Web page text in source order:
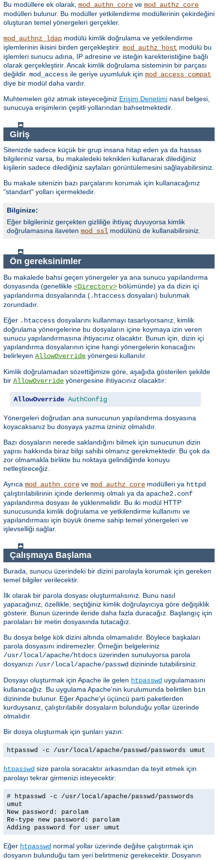
Bu modüllere ek olarak, mod_authn_core ve mod_authz_core
modülleri bulunur. Bu modüller yetkilendirme modüllerinin çekirdeğini
oluşturan temel yönergeleri gerçekler.
mod_authnz_ldap modülü kimlik doğrulama ve yetkilendirme
işlemlerinin ikisini birden gerçekleştirir. mod_authz_host modülü bu
işlemleri sunucu adına, IP adresine ve isteğin karekteristiğine bağlı
olarak gerçekleştirir. Ancak kimlik doğrulama sisteminin bir parçası
değildir. mod_access ile geriye uyumluluk için mod_access_compat
diye bir modül daha vardır.
Muhtemelen göz atmak isteyeceğiniz Erişim Denetimi nasıl belgesi,
sunucuya erişimlerin çeşitli yollarından bahsetmektedir.
Giriş
Sitenizde sadece küçük bir grup insana hitap eden ya da hassas
bilgileriniz varsa, bu makaledeki teknikleri kullanarak dilediğiniz
kişilerin sadece dilediğiniz sayfaları görüntülemesini sağlayabilirsiniz.
Bu makale sitenizin bazı parçalarını korumak için kullanacağınız
"standart" yolları içermektedir.
Bilginize:
Eğer bilgileriniz gerçekten gizliliğe ihtiyaç duyuyorsa kimlik
doğrulamasına ilaveten mod_ssl modülünü de kullanabilirsiniz.
Ön gereksinimler
Bu makalede bahsi geçen yönergeler ya ana sunucu yapılandırma
dosyasında (genellikle <Directory> bölümünde) ya da dizin içi
yapılandırma dosyalarında (.htaccess dosyaları) bulunmak
zorundadır.
Eğer .htaccess dosyalarını kullanmayı tasarlıyorsanız, kimlik
doğrulama yönergelerine bu dosyaların içine koymaya izin veren
sunucu yapılandırmasına ihtiyacınız olacaktır. Bunun için, dizin içi
yapılandırma dosyalarının içine hangi yönergelerin konacağını
belirleyen AllowOverride yönergesi kullanılır.
Kimlik doğrulamadan sözettiğimize göre, aşağıda gösterilen şekilde
bir AllowOverride yönergesine ihtiyacınız olacaktır:
AllowOverride AuthConfig
Yönergeleri doğrudan ana sunucunun yapılandırma dosyasına
koyacaksanız bu dosyaya yazma izniniz olmalıdır.
Bazı dosyaların nerede saklandığını bilmek için sunucunun dizin
yapısı hakkında biraz bilgi sahibi olmanız gerekmektedir. Bu çok da
zor olmamakla birlikte bu noktaya gelindiğinde konuyu
netleştireceğiz.
Ayrıca mod_authn_core ve mod_authz_core modülleri ya httpd
çalıştırılabilirinin içinde derlenmiş olmalı ya da apache2.conf
yapılandırma dosyası ile yüklenmelidir. Bu iki modül HTTP
sunucusunda kimlik doğrulama ve yetkilendirme kullanımı ve
yapılandırması için büyük öneme sahip temel yönergeleri ve
işlevselliği sağlar.
Çalışmaya Başlama
Burada, sunucu üzerindeki bir dizini parolayla korumak için gereken
temel bilgiler verilecektir.
İlk olarak bir parola dosyası oluşturmalısınız. Bunu nasıl
yapacağınız, özellikle, seçtiğiniz kimlik doğrulayıcıya göre değişiklik
gösterir. Bunun üzerinde ileride daha fazla duracağız. Başlangıç için
parolaları bir metin dosyasında tutacağız.
Bu dosya belge kök dizini altında olmamalıdır. Böylece başkaları
parola dosyasını indiremezler. Örneğin belgeleriniz
/usr/local/apache/htdocs üzerinden sunuluyorsa parola
dosyanızı /usr/local/apache/passwd dizininde tutabilirsiniz.
Dosyayı oluşturmak için Apache ile gelen htpasswd uygulamasını
kullanacağız. Bu uygulama Apache'nin kurulumunda belirtilen bin
dizininde bulunur. Eğer Apache'yi üçüncü parti paketlerden
kurduysanız, çalıştırılabilir dosyaların bulunduğu yollar üzerinde
olmalıdır.
Bir dosya oluşturmak için şunları yazın:
htpasswd -c /usr/local/apache/passwd/passwords umut
htpasswd size parola soracaktır arkasından da teyit etmek için
parolayı tekrar girmenizi isteyecektir:
# htpasswd -c /usr/local/apache/passwd/passwords
umut
New password: parolam
Re-type new password: parolam
Adding password for user umut
Eğer htpasswd normal yollar üzerinde değilse çalıştırmak için
dosyanın bulunduğu tam yeri belirtmeniz gerekecektir. Dosyanın